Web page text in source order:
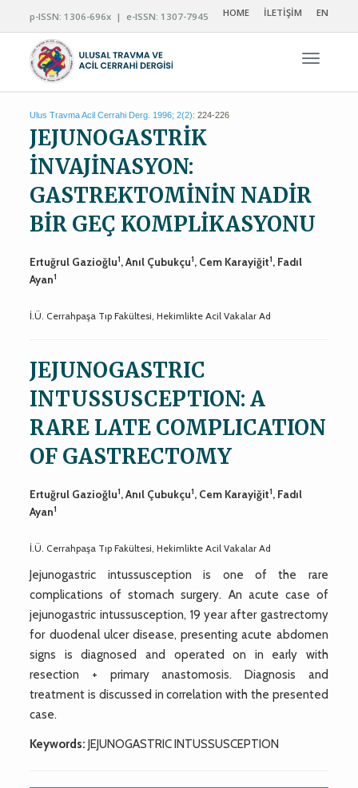
p-ISSN: 1306-696x | e-ISSN: 1307-7945 HOME İLETİŞİM EN
Ulus Travma Acil Cerrahi Derg. 1996; 2(2): 224-226
JEJUNOGASTRİK
İNVAJİNASYON:
GASTREKTOMİNİN NADİR
BİR GEÇ KOMPLİKASYONU
Ertuğrul Gazioğlu1, Anıl Çubukçu1, Cem Karayiğit1, Fadıl
Ayan1
İ.Ü. Cerrahpaşa Tıp Fakültesi, Hekimlikte Acil Vakalar Ad
JEJUNOGASTRIC
INTUSSUSCEPTION: A
RARE LATE COMPLICATION
OF GASTRECTOMY
Ertuğrul Gazioğlu1, Anıl Çubukçu1, Cem Karayiğit1, Fadıl
Ayan1
İ.Ü. Cerrahpaşa Tıp Fakültesi, Hekimlikte Acil Vakalar Ad
Jejunogastric intussusception is one of the rare
complications of stomach surgery. An acute case of
jejunogastric intussusception, 19 year after gastrectomy
for duodenal ulcer disease, presenting acute abdomen
signs is diagnosed and operated on in early with
resection + primary anastomosis. Diagnosis and
treatment is discussed in correlation with the presented
case.
Keywords: JEJUNOGASTRIC INTUSSUSCEPTION